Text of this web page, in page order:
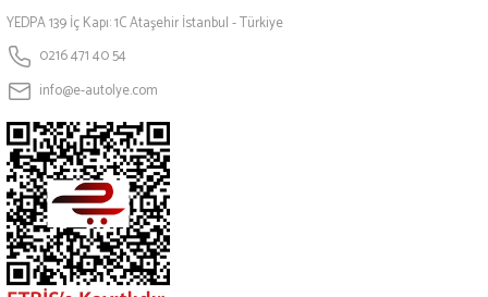
YEDPA 139 İç Kapı: 1C Ataşehir İstanbul - Türkiye
0216 471 40 54
info@e-autolye.com